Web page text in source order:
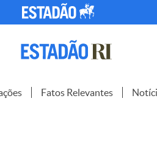
Fatos Relevantes